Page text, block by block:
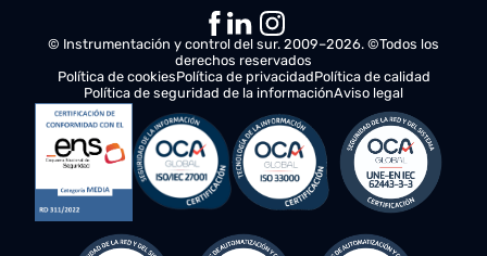
© Instrumentación y control del sur. 2009–2026. ©Todos los
derechos reservados
Política de cookies Política de privacidad
Política de calidad
Política de seguridad de la informaciónAviso legal